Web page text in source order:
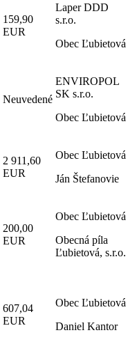
159,90
EUR
Laper DDD
s.r.o.
Obec Ľubietová
Neuvedené
ENVIROPOL
SK s.r.o.
Obec Ľubietová
2 911,60
EUR
Obec Ľubietová
Ján Štefanovie
200,00
EUR
Obec Ľubietová
Obecná píla
Ľubietová, s.r.o.
607,04
EUR
Obec Ľubietová
Daniel Kantor